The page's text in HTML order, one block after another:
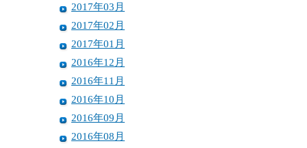
2017年03月
2017年02月
2017年01月
2016年12月
2016年11月
2016年10月
2016年09月
2016年08月